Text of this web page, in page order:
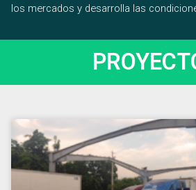
los mercados y desarrolla las